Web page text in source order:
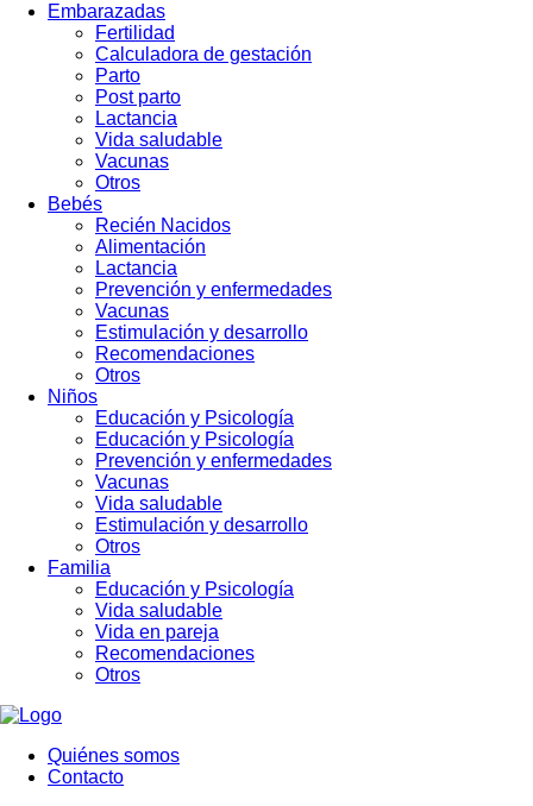
Embarazadas
Fertilidad
Calculadora de gestación
Parto
Post parto
Lactancia
Vida saludable
Vacunas
Otros
Bebés
Recién Nacidos
Alimentación
Lactancia
Prevención y enfermedades
Vacunas
Estimulación y desarrollo
Recomendaciones
Otros
Niños
Educación y Psicología
Educación y Psicología
Prevención y enfermedades
Vacunas
Vida saludable
Estimulación y desarrollo
Otros
Familia
Educación y Psicología
Vida saludable
Vida en pareja
Recomendaciones
Otros
Quiénes somos
Contacto